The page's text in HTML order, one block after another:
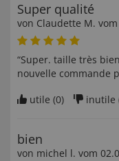
Super qualité
von Claudette M. vom
“Super. taille très
nouvelle commande
utile (0) inutile
bien
von michel l. vom